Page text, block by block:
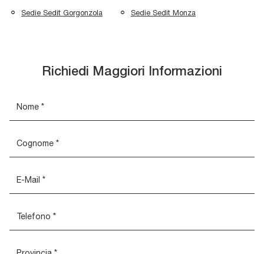
Sedie Sedit Gorgonzola Sedie Sedit Monza
Richiedi Maggiori Informazioni